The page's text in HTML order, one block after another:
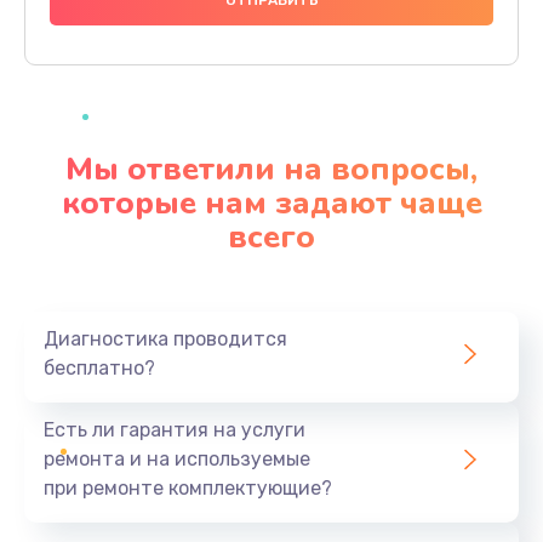
Заказать
Профилактическая чистка
Заказать
Мы ответили на вопросы,
которые нам задают чаще
всего
Диагностика проводится
бесплатно?
Есть ли гарантия на услуги
ремонта и на используемые
при ремонте комплектующие?